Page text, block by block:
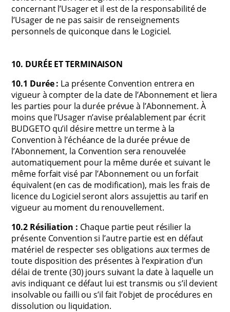
concernant l’Usager et il est de la responsabilité de
l’Usager de ne pas saisir de renseignements
personnels de quiconque dans le Logiciel.
10. DURÉE ET TERMINAISON
10.1 Durée : La présente Convention entrera en
vigueur à compter de la date de l’Abonnement et liera
les parties pour la durée prévue à l’Abonnement. À
moins que l’Usager n’avise préalablement par écrit
BUDGETO qu’il désire mettre un terme à la
Convention à l’échéance de la durée prévue de
l’Abonnement, la Convention sera renouvelée
automatiquement pour la même durée et suivant le
même forfait visé par l’Abonnement ou un forfait
équivalent (en cas de modification), mais les frais de
licence du Logiciel seront alors assujettis au tarif en
vigueur au moment du renouvellement.
10.2 Résiliation : Chaque partie peut résilier la
présente Convention si l’autre partie est en défaut
matériel de respecter ses obligations aux termes de
toute disposition des présentes à l’expiration d’un
délai de trente (30) jours suivant la date à laquelle un
avis indiquant ce défaut lui est transmis ou s’il devient
insolvable ou failli ou s’il fait l’objet de procédures en
dissolution ou liquidation.